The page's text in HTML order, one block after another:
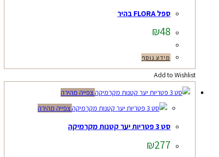
ספל FLORA בהיר
₪48
מידע נוסף
Add to Wishlist
צפייה מהירה
צפייה מהירה
סט 3 פטריות יער קטנות מקרמיקה
₪277